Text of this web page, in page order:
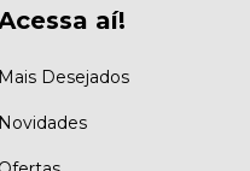
aí!
Mais Desejados
Novidades